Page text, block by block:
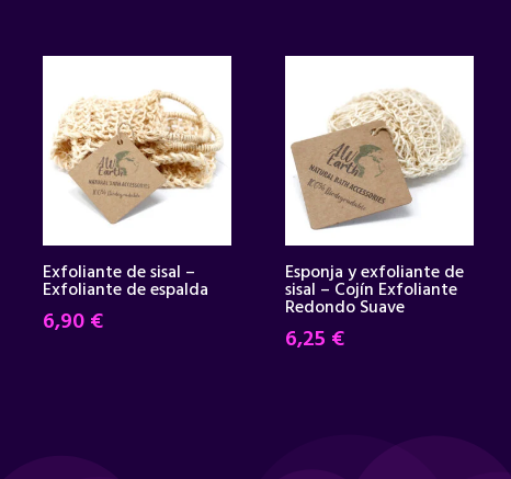
Exfoliante de sisal –
Exfoliante de espalda
6,90€
Esponja y exfoliante de
sisal – Cojín Exfoliante
Redondo Suave
6,25 €